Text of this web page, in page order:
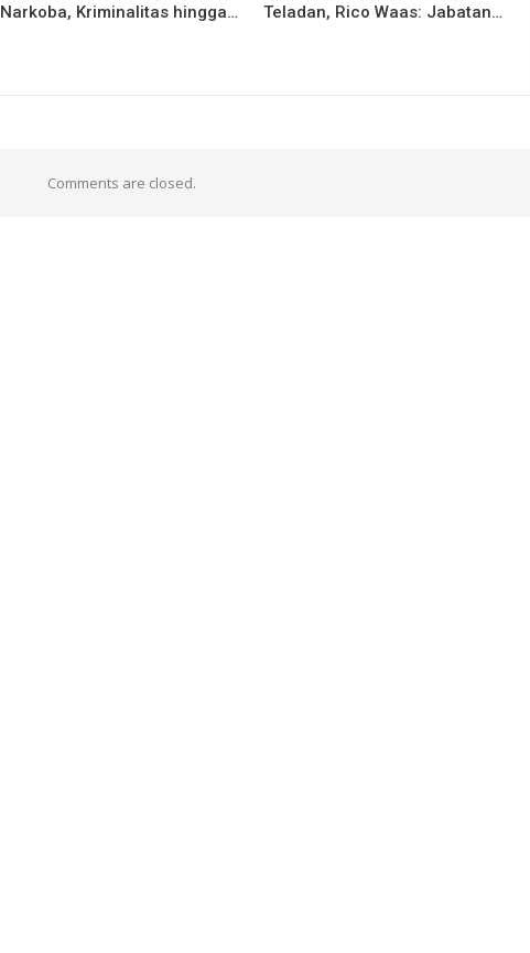
Narkoba, Kriminalitas hingga…
Teladan, Rico Waas: Jabatan…
Comments are closed.